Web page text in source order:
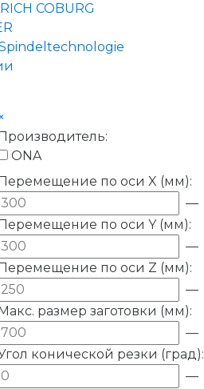
COBURG
×
ONA
по оси X (мм):
—
по оси Y (мм):
—
по оси Z (мм):
—
размер заготовки (мм):
—
конической резки (град):
—